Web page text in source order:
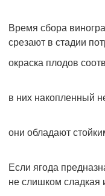
Время сбора
срезают в стадии
окраска плодов
в них накопленный
они обладают
Если ягода
не слишком сладкая